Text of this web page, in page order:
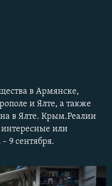
СОПРОТИВЛЕНИЯ
в Армянске,
и Ялте, а также
в Ялте. Крым.Реалии
или
9 сентября.